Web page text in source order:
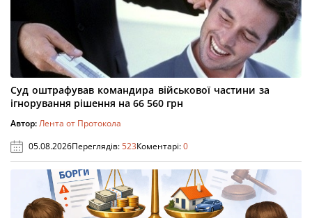
Суд оштрафував командира військової частини за
ігнорування рішення на 66 560 грн
Автор:Лента от Протокола
05.08.2026Переглядів:523Коментарі:0